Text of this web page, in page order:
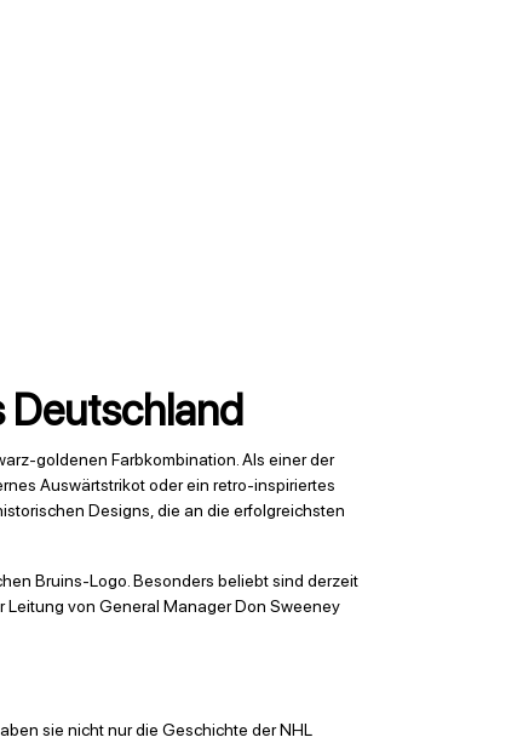
Deutschland
goldenen Farbkombination. Als einer der
Auswärtstrikot oder ein retro-inspiriertes
Designs, die an die erfolgreichsten
Bruins-Logo. Besonders beliebt sind derzeit
von General Manager Don Sweeney
sie nicht nur die Geschichte der NHL